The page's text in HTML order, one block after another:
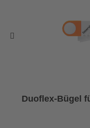
Duoflex-Bügel